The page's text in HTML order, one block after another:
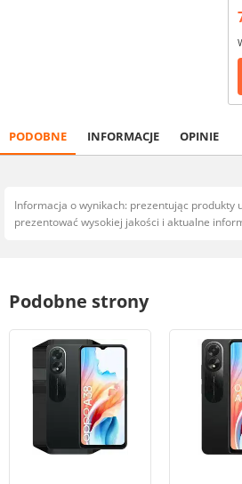
PODOBNE INFORMACJE OPINIE
Informacja o wynikach: prezentując produkty
prezentować wysokiej jakości i aktualne
Podobne strony